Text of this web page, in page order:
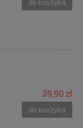
do koszyka
39,90 zł
do koszyka